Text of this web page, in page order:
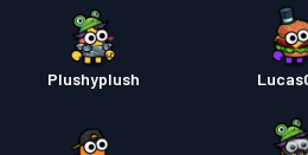
Plushyplush